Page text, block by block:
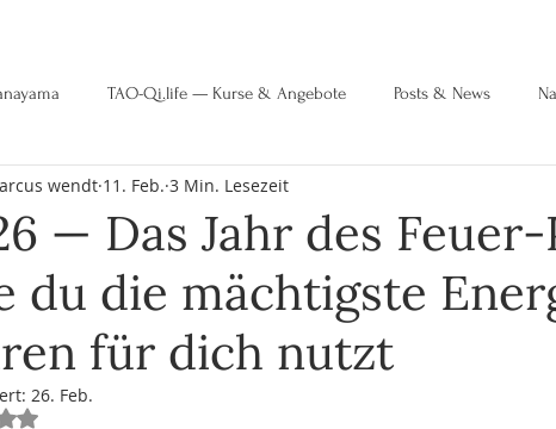
TAO-Qi.life — Kurse & Angebote Posts & News
& Inspiration Buddhas Weisheiten & Philosophie
BLOG
— Das Jahr des
du die mächtigste
für dich nutzt
wendt 11. Feb. 3 Min. Lesezeit
26. Feb.
NaN von 5 Sternen bewertet.